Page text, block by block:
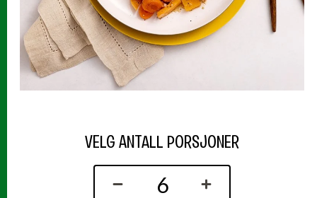
VELG ANTALL PORSJONER